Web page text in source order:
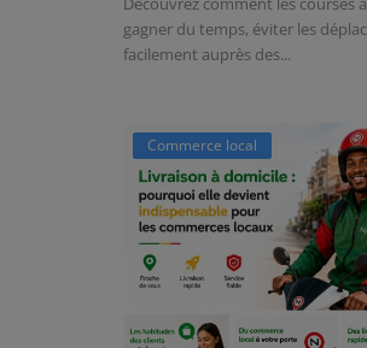
gagner du temps, éviter les
facilement auprès des...
Commerce local